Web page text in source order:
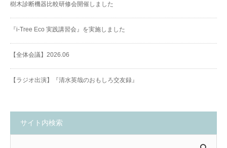
樹木診断機器比較研修会開催しました
『i-Tree Eco 実践講習会』を実施しました
【全体会議】2026.06
【ラジオ出演】『清水英哉のおもしろ交友録』
サイト内検索